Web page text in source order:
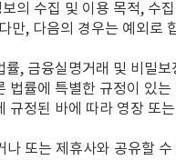
수집 및 이용 목적, 수
만, 다음의 경우는 예외로
, 금융실명거래 및 비밀
률에 특별한 규정이 있
정된 바에 따라 영장 또
또는 제휴사와 공유할